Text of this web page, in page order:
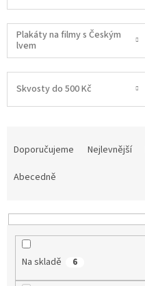
Plakáty na filmy s Českým
lvem
Skvosty do 500 Kč
p
Doporučujeme Nejlevnější
Abecedně
Na skladě 6